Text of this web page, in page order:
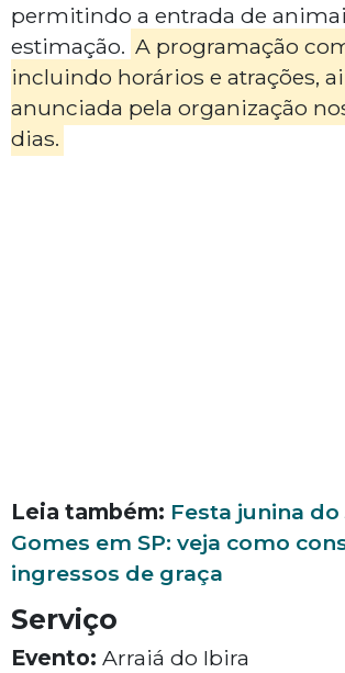
permitindo a entrada de
estimação. A programação
incluindo horários e atrações,
anunciada pela organização
dias.
Leia também: Festa junina do
Gomes em SP: veja como
ingressos de graça
Serviço
Evento: Arraiá do Ibira